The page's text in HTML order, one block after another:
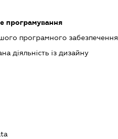
програмування
програмного забезпечення
діяльність із дизайну